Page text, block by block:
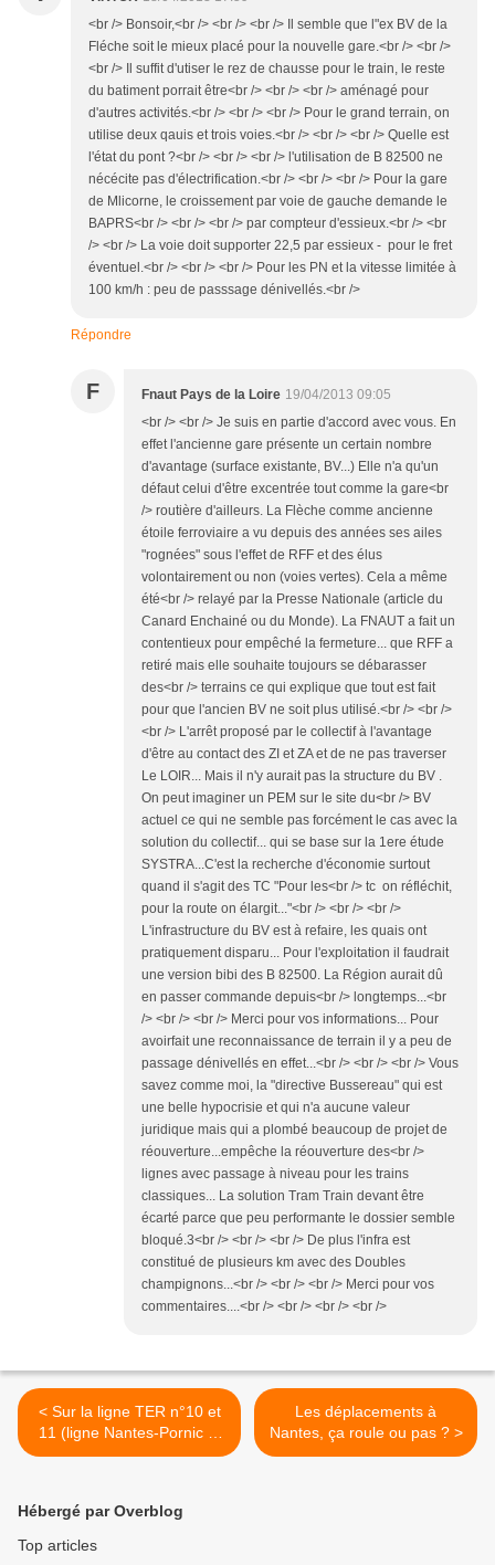
<br /> Bonsoir,<br /> <br /> <br /> Il semble que l"ex BV de la
Fléche soit le mieux placé pour la nouvelle gare.<br /> <br />
<br /> Il suffit d'utiser le rez de chausse pour le train, le reste
du batiment porrait être<br /> <br /> <br /> aménagé pour
d'autres activités.<br /> <br /> <br /> Pour le grand terrain, on
utilise deux qauis et trois voies.<br /> <br /> <br /> Quelle est
l'état du pont ?<br /> <br /> <br /> l'utilisation de B 82500 ne
nécécite pas d'électrification.<br /> <br /> <br /> Pour la gare
de Mlicorne, le croissement par voie de gauche demande le
BAPRS<br /> <br /> <br /> par compteur d'essieux.<br /> <br
/> <br /> La voie doit supporter 22,5 par essieux - pour le fret
éventuel.<br /> <br /> <br /> Pour les PN et la vitesse limitée à
100 km/h : peu de passsage dénivellés.<br />
Répondre
F Fnaut Pays de la Loire 19/04/2013 09:05
<br /> <br /> Je suis en partie d'accord avec vous. En
effet l'ancienne gare présente un certain nombre
d'avantage (surface existante, BV...) Elle n'a qu'un
défaut celui d'être excentrée tout comme la gare<br
/> routière d'ailleurs. La Flèche comme ancienne
étoile ferroviaire a vu depuis des années ses ailes
"rognées" sous l'effet de RFF et des élus
volontairement ou non (voies vertes). Cela a même
été<br /> relayé par la Presse Nationale (article du
Canard Enchainé ou du Monde). La FNAUT a fait un
contentieux pour empêché la fermeture... que RFF a
retiré mais elle souhaite toujours se débarasser
des<br /> terrains ce qui explique que tout est fait
pour que l'ancien BV ne soit plus utilisé.<br /> <br />
<br /> L'arrêt proposé par le collectif à l'avantage
d'être au contact des ZI et ZA et de ne pas traverser
Le LOIR... Mais il n'y aurait pas la structure du BV .
On peut imaginer un PEM sur le site du<br /> BV
actuel ce qui ne semble pas forcément le cas avec la
solution du collectif... qui se base sur la 1ere étude
SYSTRA...C'est la recherche d'économie surtout
quand il s'agit des TC "Pour les<br /> tc on réfléchit,
pour la route on élargit..."<br /> <br /> <br />
L'infrastructure du BV est à refaire, les quais ont
pratiquement disparu... Pour l'exploitation il faudrait
une version bibi des B 82500. La Région aurait dû
en passer commande depuis<br /> longtemps...<br
/> <br /> <br /> Merci pour vos informations... Pour
avoirfait une reconnaissance de terrain il y a peu de
passage dénivellés en effet...<br /> <br /> <br /> Vous
savez comme moi, la "directive Bussereau" qui est
une belle hypocrisie et qui n'a aucune valeur
juridique mais qui a plombé beaucoup de projet de
réouverture...empêche la réouverture des<br />
lignes avec passage à niveau pour les trains
classiques... La solution Tram Train devant être
écarté parce que peu performante le dossier semble
bloqué.3<br /> <br /> <br /> De plus l'infra est
constitué de plusieurs km avec des Doubles
champignons...<br /> <br /> <br /> Merci pour vos
commentaires....<br /> <br /> <br /> <br />
< Sur la ligne TER n°10 et
11 (ligne Nantes-Pornic et
Nantes-Saint Gilles) le
Les déplacements à
Nantes, ça roule ou pas ? >
Hébergé par Overblog
Top articles